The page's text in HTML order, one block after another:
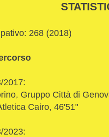
268 (2018)
2017:
Gruppo Città di
Cairo, 46'51"
2023: